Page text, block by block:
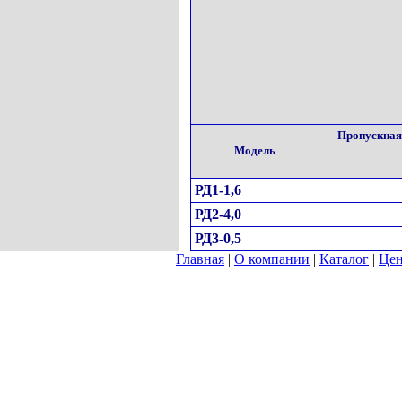
Модель
РД1-1,6
РД2-4,0
РД3-0,5
Главная | О компании | Каталог |